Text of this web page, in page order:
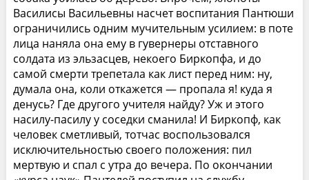
Василисы Васильевны насчет воспитания Пантюши
ограничились одним мучительным усилием: в поте
лица наняла она ему в гувернеры отставного
солдата из эльзасцев, некоего Биркопфа, и до
самой смерти трепетала как лист перед ним: ну,
думала она, коли откажется — пропала я! куда я
денусь? Где другого учителя найду? Уж и этого
насилу-пасилу у соседки сманила! И Биркопф, как
человек сметливый, тотчас воспользовался
исключительностью своего положения: пил
мертвую и спал с утра до вечера. По окончании